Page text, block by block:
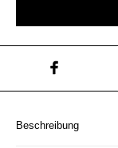
Beschreibung